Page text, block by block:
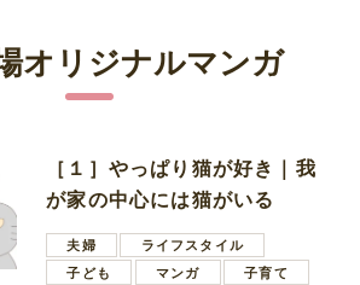
オリジナルマンガ
［１］やっぱり猫が好き｜我
が家の中心には猫がいる
夫婦
ライフスタイル
子ども
マンガ
子育て